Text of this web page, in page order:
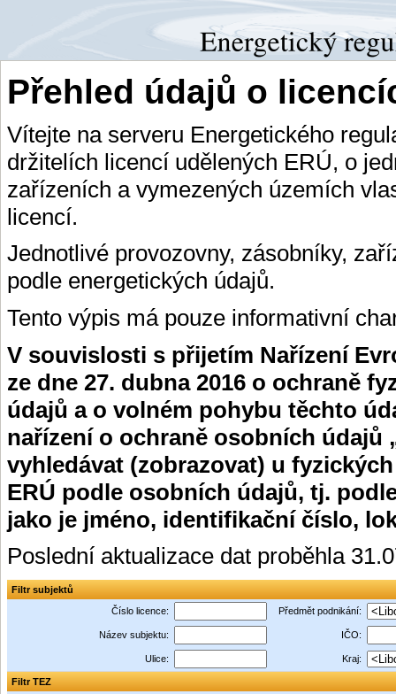
Přehled údajů o
Vítejte na serveru Energetického
držitelích licencí udělených ERÚ, o
zařízeních a vymezených územích
licencí.
Jednotlivé provozovny, zásobníky,
podle energetických údajů.
Tento výpis má pouze informativní
V souvislosti s přijetím Nařízení
ze dne 27. dubna 2016 o ochraně
údajů a o volném pohybu těchto
nařízení o ochraně osobních údajů
vyhledávat (zobrazovat) u
ERÚ podle osobních údajů, tj.
jako je jméno, identifikační číslo,
Poslední aktualizace dat proběhla
Filtr subjektů
Číslo licence:
Předmět podnikání:
Název subjektu: IČO:
Ulice: Kraj:
Filtr TEZ